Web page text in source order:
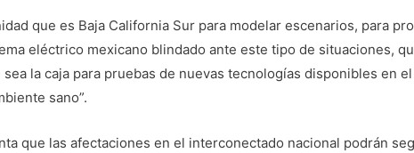
que es Baja California Sur para modelar escenarios, para
eléctrico mexicano blindado ante este tipo de situaciones,
la caja para pruebas de nuevas tecnologías disponibles en
sano”.
que las afectaciones en el interconectado nacional podrán